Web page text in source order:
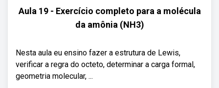
Aula 19 - Exercício completo para a molécula
da amônia (NH3)
Nesta aula eu ensino fazer a estrutura de Lewis,
verificar a regra do octeto, determinar a carga formal,
geometria molecular, ...